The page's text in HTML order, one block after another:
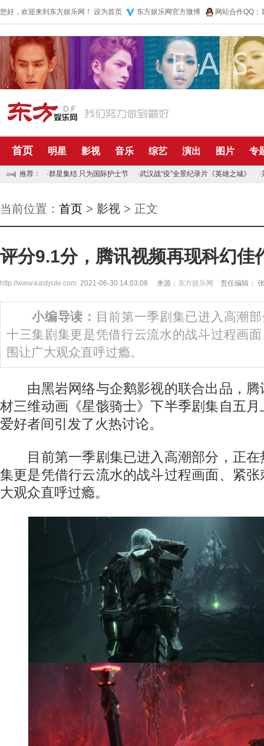
您好，欢迎来到东方娱乐网！ 设为首页 东方娱乐网官方微博 网站合作QQ
首页 明星 影视 音乐 综艺 演出 图片 专
推荐： ·群星集结 只为国际护士节 ·武汉战“疫”全景纪录片《英雄之城》 ·
当前位置： 首页 > 影视 > 正文
评分9.1分，腾讯视频再现科幻佳
http://www.eastyule.com 2021-06-30 14:03:08 来源： 东方娱乐网 责任编辑：
小编导读： 目前第一季剧集已进入高潮
十三集剧集更是凭借行云流水的战斗过程画
围让广大观众直呼过瘾。
由黑岩网络与企鹅影视的联合出品，腾
材三维动画《星骸骑士》下半季剧集自五
爱好者间引发了火热讨论。
目前第一季剧集已进入高潮部分，正在
集更是凭借行云流水的战斗过程画面、紧
大观众直呼过瘾。